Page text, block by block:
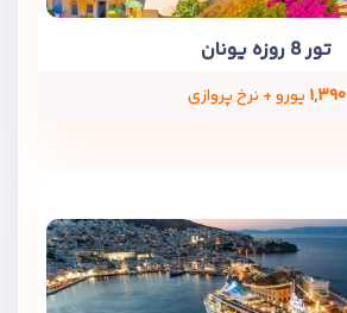
تور 8 روزه یونان
۱,۳۹۰ یورو + نرخ پروازی